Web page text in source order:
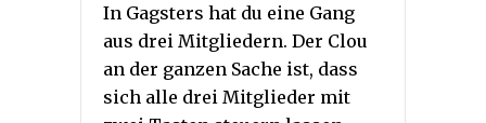
In Gagsters hat du eine Gang
aus drei Mitgliedern. Der Clou
an der ganzen Sache ist, dass
sich alle drei Mitglieder mit